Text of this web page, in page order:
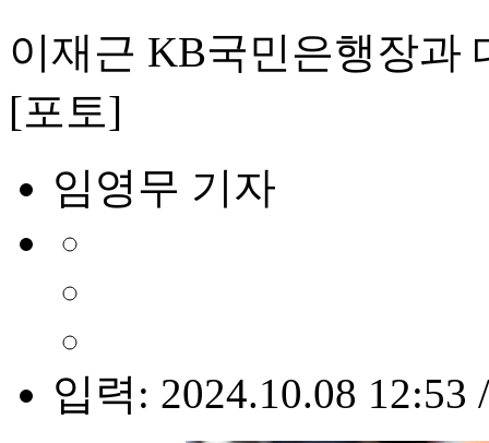
이재근 KB국민은행장과
[포토]
임영무 기자
입력: 2024.10.08 12:53